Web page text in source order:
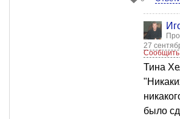
27
Сообщить
Тина
было